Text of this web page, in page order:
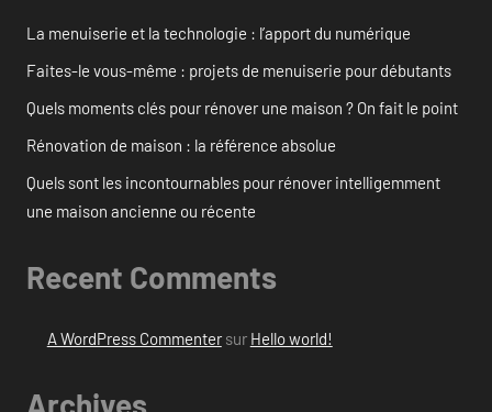
La menuiserie et la technologie : l’apport du numérique
Faites-le vous-même : projets de menuiserie pour débutants
Quels moments clés pour rénover une maison ? On fait le point
Rénovation de maison : la référence absolue
Quels sont les incontournables pour rénover intelligemment
une maison ancienne ou récente
Recent Comments
A WordPress Commentersur Hello world!
Archives